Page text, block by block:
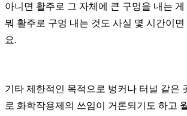
아니면 활주로 그 자체에 큰 구멍을 내는
뭐 활주로 구멍 내는 것도 사실 몇 시간이
요.
기타 제한적인 목적으로 벙커나 터널 같은
로 화학작용제의 쓰임이 거론되기도 하고